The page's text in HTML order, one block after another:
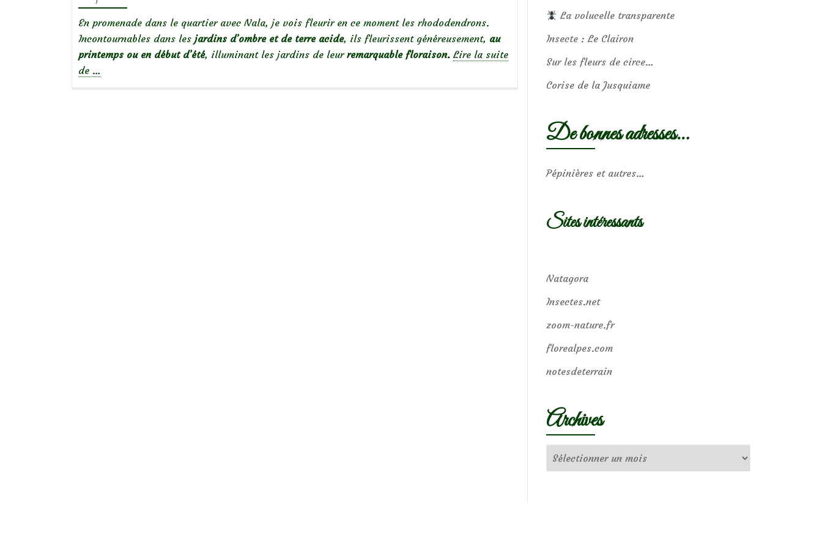
En promenade dans le quartier avec Nala, je vois fleurir en ce moment les rhododendrons.
Incontournables dans les jardins d’ombre et de terre acide, ils fleurissent généreusement, au
printemps ou en début d’été, illuminant les jardins de leur remarquable floraison. Lire la suite
de à
…
La volucelle transparente
Insecte : Le Clairon
Sur les fleurs de circe…
Corise de la Jusquiame
De bonnes adresses…
Pépinières et autres…
Sites intéressants
Natagora
Insectes.net
zoom-nature.fr
florealpes.com
notesdeterrain
Archives
Archives